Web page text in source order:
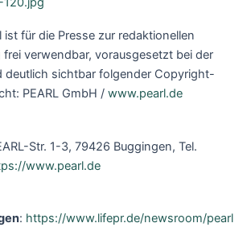
ist für die Presse zur redaktionellen
verwendbar, vorausgesetzt bei der
deutlich sichtbar folgender Copyright-
PEARL GmbH / www.pearl.de
Str. 1-3, 79426 Buggingen, Tel.
www.pearl.de
: https://www.lifepr.de/newsroom/pearl